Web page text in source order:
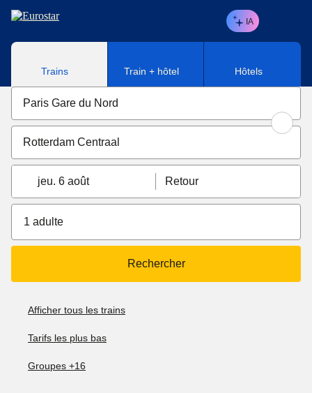
Aller au contenu principal
IA
Trains Train + hôtel Hôtels
jeu. 6 août Retour
1 adulte
Rechercher
Afficher tous les trains
Tarifs les plus bas
Groupes +16